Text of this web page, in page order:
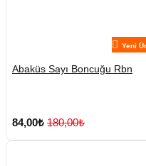
Yeni
Abaküs Sayı Boncuğu Rbn
84,00₺ 180,00₺